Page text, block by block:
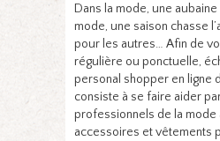
Dans la mode, une
mode, une saison chasse
pour les autres… Afin de
régulière ou ponctuelle,
personal shopper en ligne
consiste à se faire aider
professionnels de la
accessoires et vêtements